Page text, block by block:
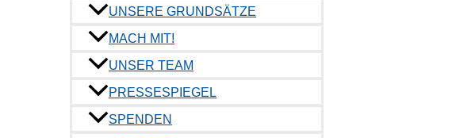
UNSERE GRUNDSÄTZE
MACH MIT!
UNSER TEAM
PRESSESPIEGEL
SPENDEN
FREIE WÄHLER in Norderstedt